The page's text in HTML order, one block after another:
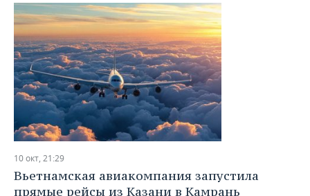
10 окт, 21:29
Вьетнамская авиакомпания запустила
прямые рейсы из Казани в Камрань